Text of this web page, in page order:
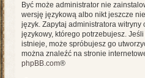
Być może administrator nie
wersję językową albo nikt jeszcze
język. Zapytaj administratora
językowy, którego potrzebujesz.
istnieje, może spróbujesz go
można znaleźć na stronie
phpBB.com®